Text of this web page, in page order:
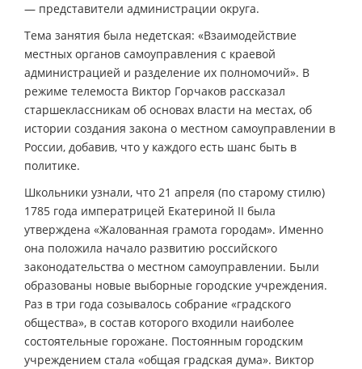
— представители администрации округа.
Тема занятия была недетская: «Взаимодействие
местных органов самоуправления с краевой
администрацией и разделение их полномочий». В
режиме телемоста Виктор Горчаков рассказал
старшеклассникам об основах власти на местах, об
истории создания закона о местном самоуправлении в
России, добавив, что у каждого есть шанс быть в
политике.
Школьники узнали, что 21 апреля (по старому стилю)
1785 года императрицей Екатериной II была
утверждена «Жалованная грамота городам». Именно
она положила начало развитию российского
законодательства о местном самоуправлении. Были
образованы новые выборные городские учреждения.
Раз в три года созывалось собрание «градского
общества», в состав которого входили наиболее
состоятельные горожане. Постоянным городским
учреждением стала «общая градская дума». Виктор